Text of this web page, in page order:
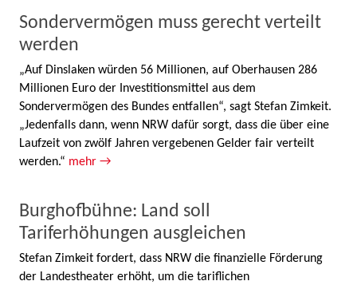
Sondervermögen muss gerecht verteilt
werden
„Auf Dinslaken würden 56 Millionen, auf Oberhausen 286
Millionen Euro der Investitionsmittel aus dem
Sondervermögen des Bundes entfallen“, sagt Stefan Zimkeit.
„Jedenfalls dann, wenn NRW dafür sorgt, dass die über eine
Laufzeit von zwölf Jahren vergebenen Gelder fair verteilt
werden.“ mehr →
Burghofbühne: Land soll
Tariferhöhungen ausgleichen
Stefan Zimkeit fordert, dass NRW die finanzielle Förderung
der Landestheater erhöht, um die tariflichen